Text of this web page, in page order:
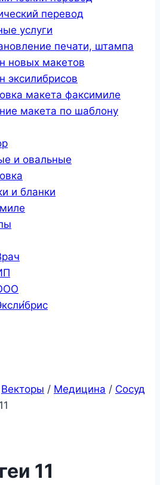
перевод
услуги
печати, штампа
новых макетов
эксилибрисов
макета факсимиле
макета по шаблону
и овальные
и бланки
Векторы / Медицина / Сосуд
11